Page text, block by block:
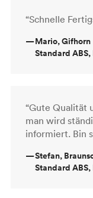
“Schnelle
—Mario, Gifhorn
Standard ABS,
“Gute Qualität
man wird
informiert. Bin
—Stefan,
Standard ABS,